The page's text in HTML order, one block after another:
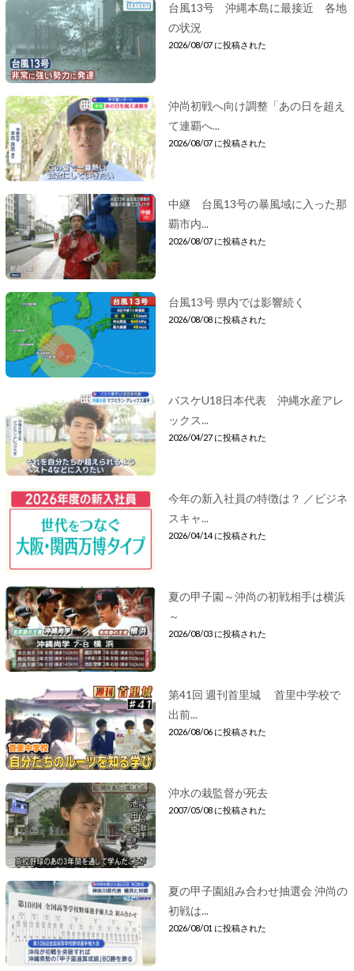
台風13号 沖縄本島に最接近 各地
の状況
2026/08/07 に投稿された
沖尚初戦へ向け調整「あの日を超え
て連覇へ...
2026/08/07 に投稿された
中継 台風13号の暴風域に入った那
覇市内...
2026/08/07 に投稿された
台風13号 県内では影響続く
2026/08/08 に投稿された
バスケU18日本代表 沖縄水産アレ
ックス...
2026/04/27 に投稿された
今年の新入社員の特徴は？ ／ビジネ
スキャ...
2026/04/14 に投稿された
夏の甲子園～沖尚の初戦相手は横浜
～
2026/08/03 に投稿された
第41回 週刊首里城 首里中学校で
出前...
2026/08/06 に投稿された
沖水の栽監督が死去
2007/05/08 に投稿された
夏の甲子園組み合わせ抽選会 沖尚の
初戦は...
2026/08/01 に投稿された